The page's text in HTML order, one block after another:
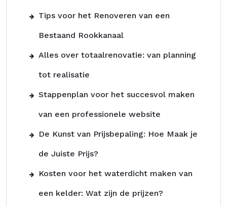
Tips voor het Renoveren van een
Bestaand Rookkanaal
Alles over totaalrenovatie: van planning
tot realisatie
Stappenplan voor het succesvol maken
van een professionele website
De Kunst van Prijsbepaling: Hoe Maak je
de Juiste Prijs?
Kosten voor het waterdicht maken van
een kelder: Wat zijn de prijzen?